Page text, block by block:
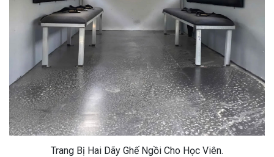
Trang Bị Hai Dãy Ghế Ngồi Cho Học Viên.